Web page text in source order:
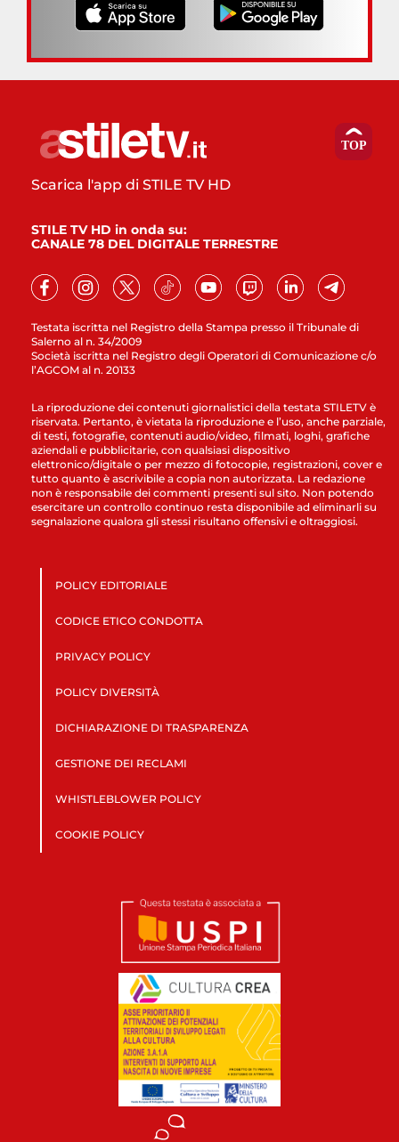
Testata iscritta nel Registro della Stampa presso il Tribunale di
Salerno al n. 34/2009
Società iscritta nel Registro degli Operatori di Comunicazione c/o
l’AGCOM al n. 20133
Scarica l'app di STILE TV HD
STILE TV HD in onda su:
CANALE 78 DEL DIGITALE TERRESTRE
La riproduzione dei contenuti giornalistici della testata STILETV è
riservata. Pertanto, è vietata la riproduzione e l’uso, anche parziale,
di testi, fotografie, contenuti audio/video, filmati, loghi, grafiche
aziendali e pubblicitarie, con qualsiasi dispositivo
elettronico/digitale o per mezzo di fotocopie, registrazioni, cover e
tutto quanto è ascrivibile a copia non autorizzata. La redazione
non è responsabile dei commenti presenti sul sito. Non potendo
esercitare un controllo continuo resta disponibile ad eliminarli su
segnalazione qualora gli stessi risultano offensivi e oltraggiosi.
POLICY EDITORIALE
CODICE ETICO CONDOTTA
PRIVACY POLICY
POLICY DIVERSITÀ
DICHIARAZIONE DI TRASPARENZA
GESTIONE DEI RECLAMI
WHISTLEBLOWER POLICY
COOKIE POLICY